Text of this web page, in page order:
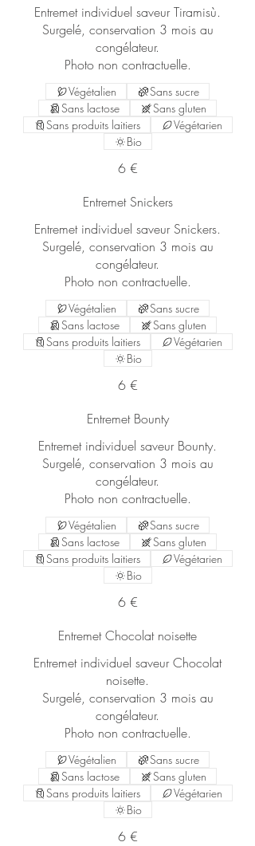
Entremet individuel saveur Tiramisù.
Surgelé, conservation 3 mois au
congélateur.
Photo non contractuelle.
6 €
Végétalien
Sans sucre
Sans lactose
Sans gluten
Sans produits laitiers
Végétarien
Bio
Entremet Snickers
Entremet individuel saveur Snickers.
Surgelé, conservation 3 mois au
congélateur.
Photo non contractuelle.
6 €
Végétalien
Sans sucre
Sans lactose
Sans gluten
Sans produits laitiers
Végétarien
Bio
Entremet Bounty
Entremet individuel saveur Bounty.
Surgelé, conservation 3 mois au
congélateur.
Photo non contractuelle.
6 €
Végétalien
Sans sucre
Sans lactose
Sans gluten
Sans produits laitiers
Végétarien
Bio
Entremet Chocolat noisette
Entremet individuel saveur Chocolat
noisette.
Surgelé, conservation 3 mois au
congélateur.
Photo non contractuelle.
6 €
Végétalien
Sans sucre
Sans lactose
Sans gluten
Sans produits laitiers
Végétarien
Bio